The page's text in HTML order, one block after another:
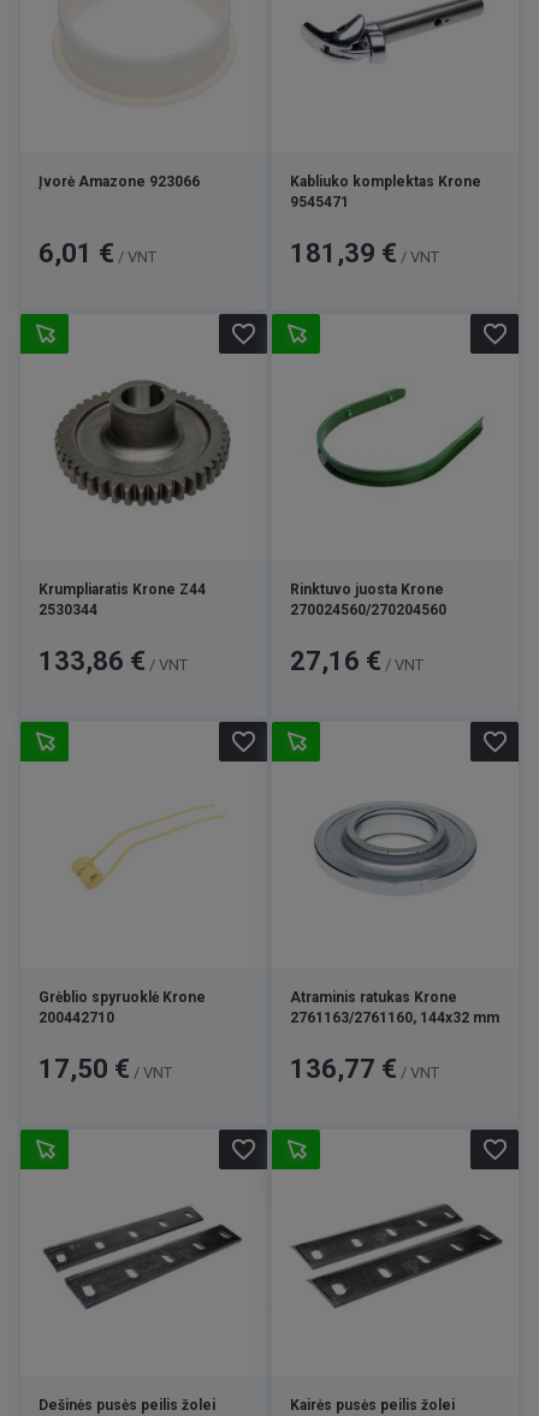
Įvorė Amazone 923066
Kaina
6,01 € / VNT
Kabliuko komplektas Krone
9545471
Kaina
181,39 € / VNT
Krumpliaratis Krone Z44
2530344
Kaina
133,86 € / VNT
favorite_border
Rinktuvo juosta Krone
270024560/270204560
Kaina
27,16 € / VNT
favorite_border
Grėblio spyruoklė Krone
200442710
Kaina
17,50 € / VNT
favorite_border
Atraminis ratukas Krone
2761163/2761160, 144x32 mm
Kaina
136,77 € / VNT
favorite_border
Dešinės pusės peilis žolei
favorite_border
Kairės pusės peilis žolei
favorite_border